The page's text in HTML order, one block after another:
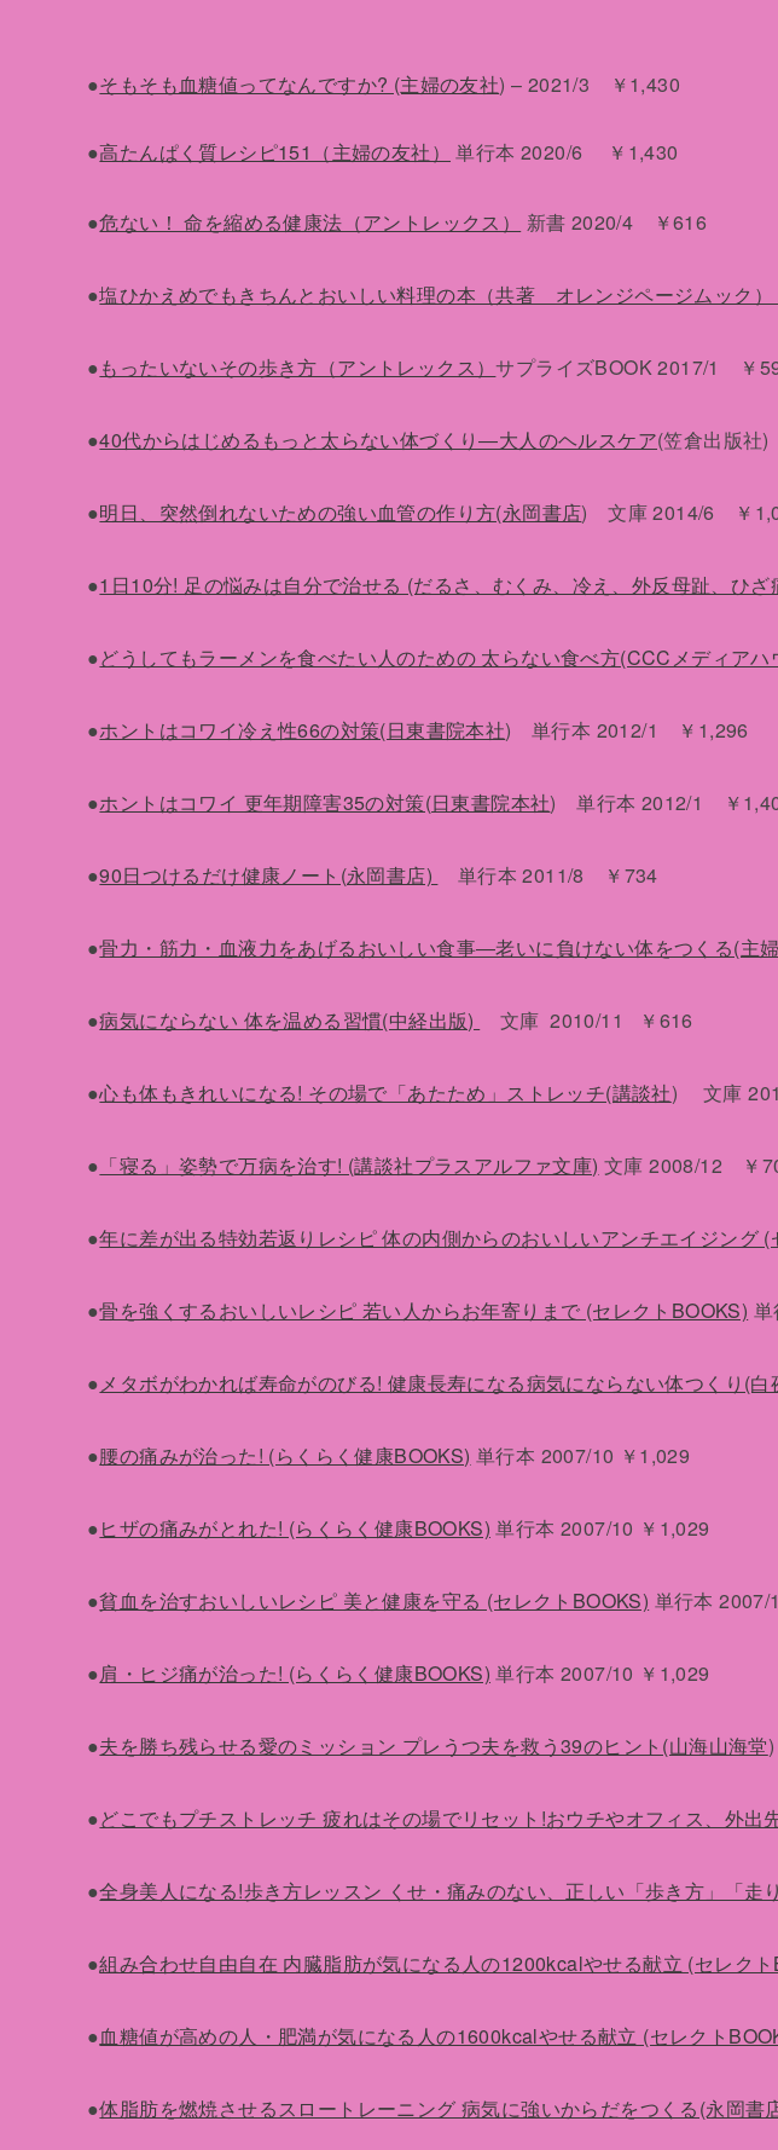
●そもそも血糖値ってなんですか? (主婦の友社) – 2021/3 ￥1,430
●高たんぱく質レシピ151（主婦の友社） 単行本 2020/6 ￥1,430
●危ない！ 命を縮める健康法（アントレックス） 新書 2020/4 ￥616
●塩ひかえめでもきちんとおいしい料理の本（共著 オレンジページムック）
●もったいないその歩き方（アントレックス）サプライズBOOK 2017/1 ￥
●40代からはじめるもっと太らない体づくり―大人のヘルスケア(笠倉出版
●明日、突然倒れないための強い血管の作り方(永岡書店) 文庫 2014/6 ￥
●1日10分! 足の悩みは自分で治せる (だるさ、むくみ、冷え、外反母趾、ひ
●どうしてもラーメンを食べたい人のための 太らない食べ方(CCCメディアハ
●ホントはコワイ冷え性66の対策(日東書院本社) 単行本 2012/1 ￥1,296
●ホントはコワイ 更年期障害35の対策(日東書院本社) 単行本 2012/1 ￥
●90日つけるだけ健康ノート(永岡書店) 単行本 2011/8 ￥734
●骨力・筋力・血液力をあげるおいしい食事―老いに負けない体をつくる(主
●病気にならない 体を温める習慣(中経出版) 文庫 2010/11 ￥616
●心も体もきれいになる! その場で「あたため」ストレッチ(講談社) 文庫
● 「寝る」姿勢で万病を治す! (講談社プラスアルファ文庫) 文庫 2008/12 ￥
●年に差が出る特効若返りレシピ 体の内側からのおいしいアンチエイジング (
●骨を強くするおいしいレシピ 若い人からお年寄りまで (セレクトBOOKS)
●メタボがわかれば寿命がのびる! 健康長寿になる病気にならない体つくり(白
●腰の痛みが治った! (らくらく健康BOOKS) 単行本 2007/10 ￥1,029
●ヒザの痛みがとれた! (らくらく健康BOOKS) 単行本 2007/10 ￥1,029
●貧血を治すおいしいレシピ 美と健康を守る (セレクトBOOKS) 単行本 2007/
●肩・ヒジ痛が治った! (らくらく健康BOOKS) 単行本 2007/10 ￥1,029
●夫を勝ち残らせる愛のミッション プレうつ夫を救う39のヒント(山海山海堂
●どこでもプチストレッチ 疲れはその場でリセット!おウチやオフィス、外
●全身美人になる!歩き方レッスン くせ・痛みのない、正しい「歩き方」「走
●組み合わせ自由自在 内臓脂肪が気になる人の1200kcalやせる献立 (セレクト
●血糖値が高めの人・肥満が気になる人の1600kcalやせる献立 (セレクト
●体脂肪を燃焼させるスロートレーニング 病気に強いからだをつくる(永岡書